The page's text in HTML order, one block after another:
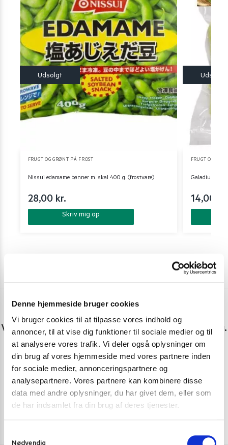
Denne hjemmeside bruger cookies
Vi bruger cookies til at tilpasse vores indhold og
annoncer, til at vise dig funktioner til sociale medier og til
at analysere vores trafik. Vi deler også oplysninger om
din brug af vores hjemmeside med vores partnere inden
for sociale medier, annonceringspartnere og
analysepartnere. Vores partnere kan kombinere disse
data med andre oplysninger, du har givet dem, eller som
de har indsamlet fra din brug af deres tjenester.
FRUGT OG GRØNT PÅ FROST
Nissui edamame bønner m. skal 400 g. (frostvare)
28,00 kr.
Skriv mig op
FRUGT OG
Galadium i
14,00
Har du spørgsmål eller brug for hjælp?
Vi er lige her. Kundeservice sidder klar til at hjælpe dig.
Personlig rådgivning med et smil
Vi guider dig igennem asiatisk mad
Telefon support
Ring 30 27 78 78